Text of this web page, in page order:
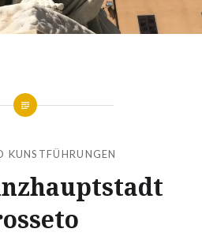
KUNSTFÜHRUNGEN